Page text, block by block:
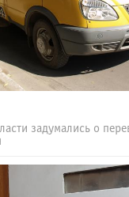
задумались о